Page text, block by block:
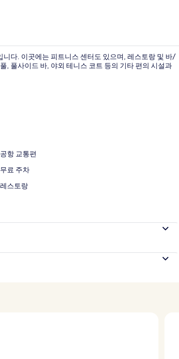
다. 이곳에는 피트니스 센터도 있으며, 레스토랑 및 바/
, 풀사이드 바, 야외 테니스 코트 등의 기타 편의 시설과
공항 교통편
무료 주차
레스토랑